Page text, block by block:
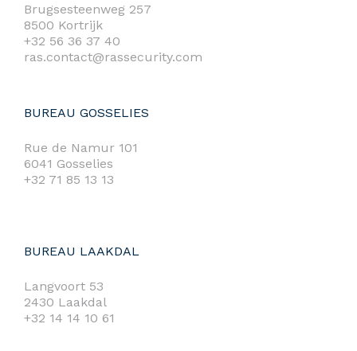
Brugsesteenweg 257
8500 Kortrijk
+32 56 36 37 40
ras.contact@rassecurity.com
BUREAU GOSSELIES
Rue de Namur 101
6041 Gosselies
+32 71 85 13 13
BUREAU LAAKDAL
Langvoort 53
2430 Laakdal
+32 14 14 10 61